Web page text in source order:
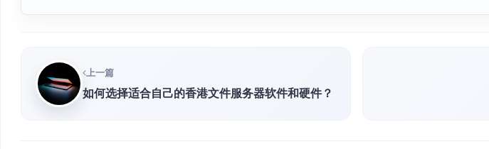
上一篇
如何选择适合自己的香港文件服务器软件和硬件？